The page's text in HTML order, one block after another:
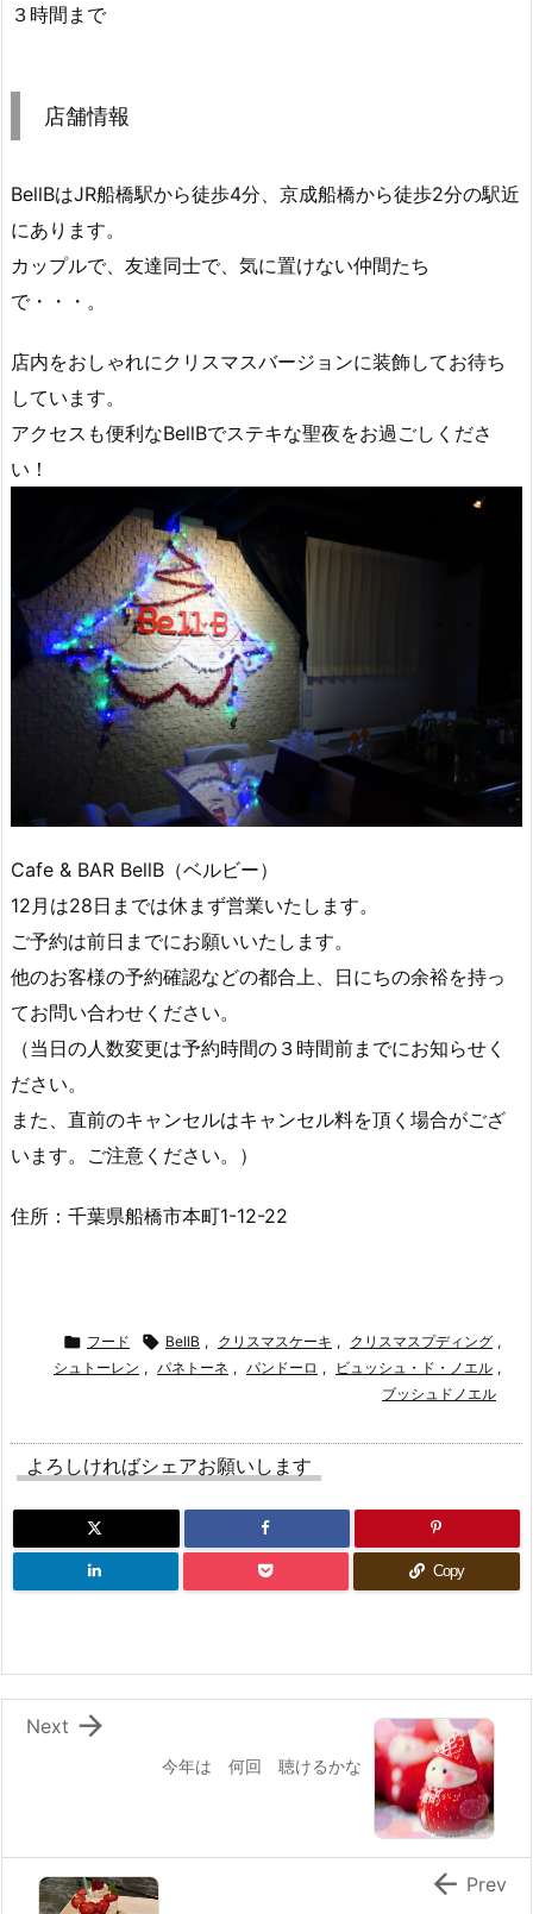
３時間まで
店舗情報
BellBはJR船橋駅から徒歩4分、京成船橋から徒歩2分の駅近
にあります。
カップルで、友達同士で、気に置けない仲間たち
で・・・。
店内をおしゃれにクリスマスバージョンに装飾してお待ち
しています。
アクセスも便利なBellBでステキな聖夜をお過ごしくださ
い！
Cafe & BAR BellB（ベルビー）
12月は28日までは休まず営業いたします。
ご予約は前日までにお願いいたします。
他のお客様の予約確認などの都合上、日にちの余裕を持っ
てお問い合わせください。
（当日の人数変更は予約時間の３時間前までにお知らせく
ださい。
また、直前のキャンセルはキャンセル料を頂く場合がござ
います。ご注意ください。）
住所：千葉県船橋市本町1-12-22
 フード  BellB , クリスマスケーキ , クリスマスプディング ,
シュトーレン , パネトーネ , パンドーロ , ビュッシュ・ド・ノエル ,
ブッシュドノエル
よろしければシェアお願いします
Copy
今年は 何回 聴けるかな

Next
 Prev